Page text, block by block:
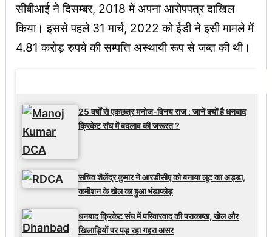
सीबीआई ने दिसम्बर, 2018 में अपना आरोपपत्र दाखिल
किया। इससे पहले 31 मार्च, 2022 को ईडी ने इसी मामले में
4.81 करोड़ रुपये की सम्पत्ति अस्थायी रूप से जब्त की थी।
25 वर्षों से एकछत्र मनोज-विनय राज : जानें क्यों है धनबाद
क्रिकेट संघ में बदलाव की जरूरत ?
सचिव शैलेंद्र कुमार ने आरडीसीए को बनाया लूट का अड्डा,
कमीशन के खेल का हुआ भंडाफोड़
धनबाद क्रिकेट संघ में परिवारवाद की पराकाष्ठा, खेल और
खिलाड़ियों पर पड़ रहा गहरा असर